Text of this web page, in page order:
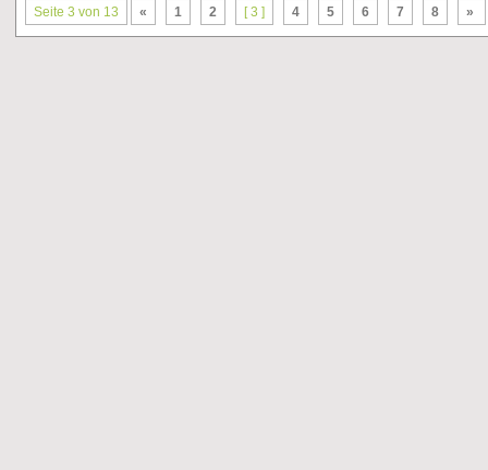
Seite 3 von 13 « 1 2 [ 3 ] 4 5 6 7 8 »